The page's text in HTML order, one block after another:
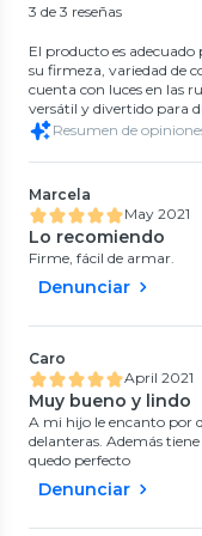
3 de 3 reseñas
El producto es adecuado
su firmeza, variedad de
cuenta con luces en las
versátil y divertido para
Resumen de
Marcela
May 2021
Lo recomiendo
Firme, fácil de armar.
Denunciar
Caro
April 2021
Muy bueno y lindo
A mi hijo le encanto por
delanteras. Además
quedo perfecto
Denunciar